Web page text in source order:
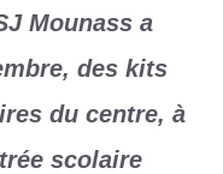
Mounass a
des kits
du centre, à
scolaire